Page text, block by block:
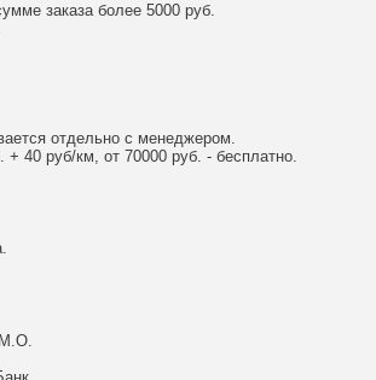
заказа более 5000 руб.
отдельно с менеджером.
+ 40 руб/км, от 70000 руб. - бесплатно.
М.О.